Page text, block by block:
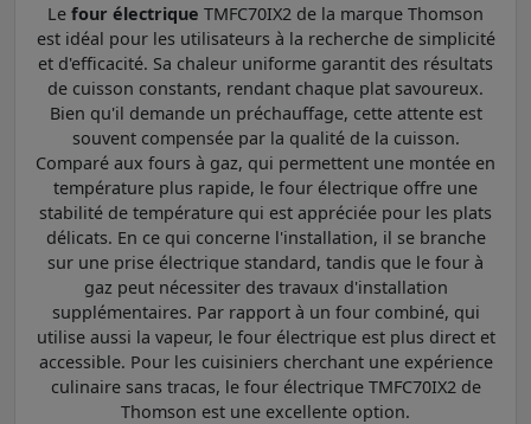
Le four électrique TMFC70IX2 de la marque Thomson
est idéal pour les utilisateurs à la recherche de simplicité
et d'efficacité. Sa chaleur uniforme garantit des résultats
de cuisson constants, rendant chaque plat savoureux.
Bien qu'il demande un préchauffage, cette attente est
souvent compensée par la qualité de la cuisson.
Comparé aux fours à gaz, qui permettent une montée en
température plus rapide, le four électrique offre une
stabilité de température qui est appréciée pour les plats
délicats. En ce qui concerne l'installation, il se branche
sur une prise électrique standard, tandis que le four à
gaz peut nécessiter des travaux d'installation
supplémentaires. Par rapport à un four combiné, qui
utilise aussi la vapeur, le four électrique est plus direct et
accessible. Pour les cuisiniers cherchant une expérience
culinaire sans tracas, le four électrique TMFC70IX2 de
Thomson est une excellente option.